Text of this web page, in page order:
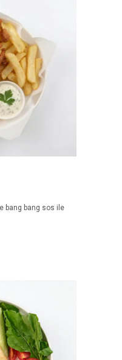
bang bang sos ile